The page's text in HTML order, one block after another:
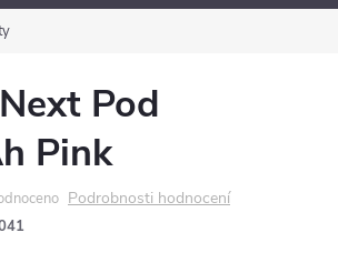
Pod
Pink
Podrobnosti hodnocení